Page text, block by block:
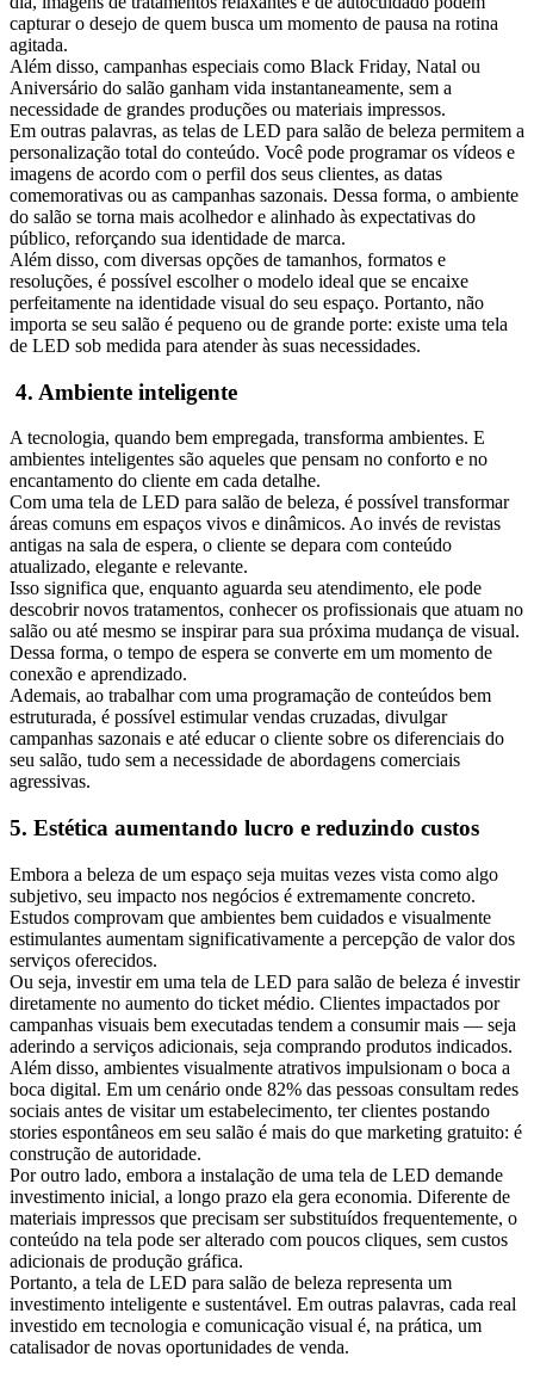
capturar o desejo de quem busca um momento de pausa na rotina
agitada.
Além disso, campanhas especiais como Black Friday, Natal ou
Aniversário do salão ganham vida instantaneamente, sem a
necessidade de grandes produções ou materiais impressos.
Em outras palavras, as telas de LED para salão de beleza permitem a
personalização total do conteúdo. Você pode programar os vídeos e
imagens de acordo com o perfil dos seus clientes, as datas
comemorativas ou as campanhas sazonais. Dessa forma, o ambiente
do salão se torna mais acolhedor e alinhado às expectativas do
público, reforçando sua identidade de marca.
Além disso, com diversas opções de tamanhos, formatos e
resoluções, é possível escolher o modelo ideal que se encaixe
perfeitamente na identidade visual do seu espaço. Portanto, não
importa se seu salão é pequeno ou de grande porte: existe uma tela
de LED sob medida para atender às suas necessidades.
4. Ambiente inteligente
A tecnologia, quando bem empregada, transforma ambientes. E
ambientes inteligentes são aqueles que pensam no conforto e no
encantamento do cliente em cada detalhe.
Com uma tela de LED para salão de beleza, é possível transformar
áreas comuns em espaços vivos e dinâmicos. Ao invés de revistas
antigas na sala de espera, o cliente se depara com conteúdo
atualizado, elegante e relevante.
Isso significa que, enquanto aguarda seu atendimento, ele pode
descobrir novos tratamentos, conhecer os profissionais que atuam no
salão ou até mesmo se inspirar para sua próxima mudança de visual.
Dessa forma, o tempo de espera se converte em um momento de
conexão e aprendizado.
Ademais, ao trabalhar com uma programação de conteúdos bem
estruturada, é possível estimular vendas cruzadas, divulgar
campanhas sazonais e até educar o cliente sobre os diferenciais do
seu salão, tudo sem a necessidade de abordagens comerciais
agressivas.
5. Estética aumentando lucro e reduzindo custos
Embora a beleza de um espaço seja muitas vezes vista como algo
subjetivo, seu impacto nos negócios é extremamente concreto.
Estudos comprovam que ambientes bem cuidados e visualmente
estimulantes aumentam significativamente a percepção de valor dos
serviços oferecidos.
Ou seja, investir em uma tela de LED para salão de beleza é investir
diretamente no aumento do ticket médio. Clientes impactados por
campanhas visuais bem executadas tendem a consumir mais — seja
aderindo a serviços adicionais, seja comprando produtos indicados.
Além disso, ambientes visualmente atrativos impulsionam o boca a
boca digital. Em um cenário onde 82% das pessoas consultam redes
sociais antes de visitar um estabelecimento, ter clientes postando
stories espontâneos em seu salão é mais do que marketing gratuito: é
construção de autoridade.
Por outro lado, embora a instalação de uma tela de LED demande
investimento inicial, a longo prazo ela gera economia. Diferente de
materiais impressos que precisam ser substituídos frequentemente, o
conteúdo na tela pode ser alterado com poucos cliques, sem custos
adicionais de produção gráfica.
Portanto, a tela de LED para salão de beleza representa um
investimento inteligente e sustentável. Em outras palavras, cada real
investido em tecnologia e comunicação visual é, na prática, um
catalisador de novas oportunidades de venda.